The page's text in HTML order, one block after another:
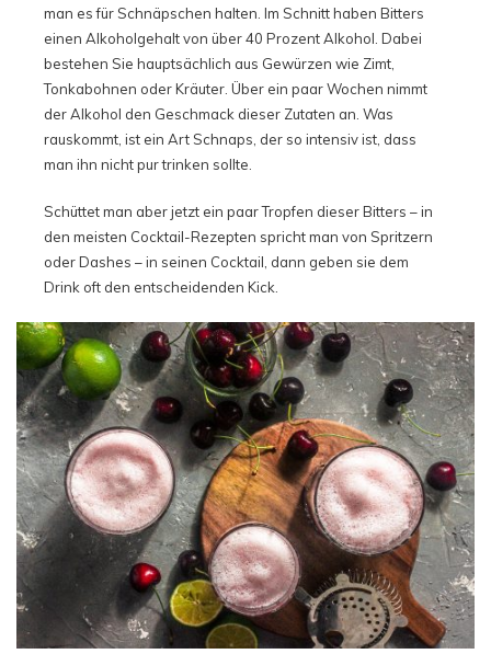
man es für Schnäpschen halten. Im Schnitt haben Bitters
einen Alkoholgehalt von über 40 Prozent Alkohol. Dabei
bestehen Sie hauptsächlich aus Gewürzen wie Zimt,
Tonkabohnen oder Kräuter. Über ein paar Wochen nimmt
der Alkohol den Geschmack dieser Zutaten an. Was
rauskommt, ist ein Art Schnaps, der so intensiv ist, dass
man ihn nicht pur trinken sollte.
Schüttet man aber jetzt ein paar Tropfen dieser Bitters – in
den meisten Cocktail-Rezepten spricht man von Spritzern
oder Dashes – in seinen Cocktail, dann geben sie dem
Drink oft den entscheidenden Kick.